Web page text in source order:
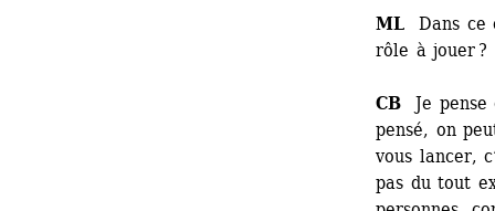
ML Dans ce
rôle à jouer ?
CB Je
pensé, on
vous lancer,
pas du tout